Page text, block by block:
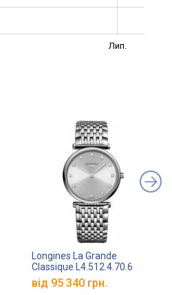
Лип.
Longines La Grande
Classique L4.512.4.70.6
від 95 340 грн.